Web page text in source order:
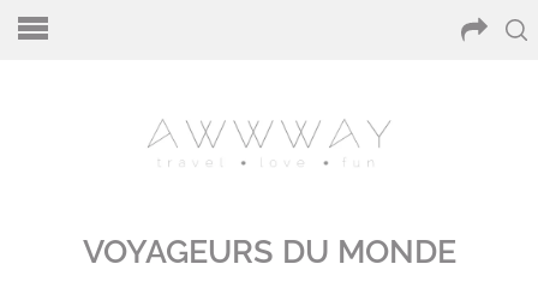
VOYAGEURS DU MONDE